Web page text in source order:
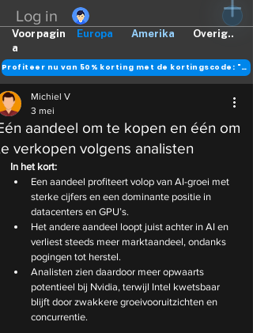
Log in
Europa Amerika Overig..
Voorpagin
a
Profiteer nu van 50% korting met de kortingscode: "DANK"
aandeel om te kopen en één om
verkopen volgens analisten
Michiel V
3 mei
In het kort:
Een aandeel profiteert volop van AI-groei met
sterke cijfers en een dominante positie in
datacenters en GPU’s.
Het andere aandeel loopt juist achter in AI en
verliest steeds meer marktaandeel, ondanks
pogingen tot herstel.
Analisten zien daardoor meer opwaarts
potentieel bij Nvidia, terwijl Intel kwetsbaar
blijft door zwakkere groeivooruitzichten en
concurrentie.